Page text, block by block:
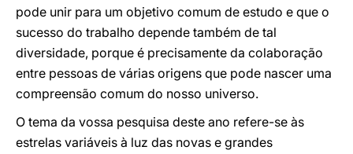
pode unir para um objetivo comum de estudo e que o
sucesso do trabalho depende também de tal
diversidade, porque é precisamente da colaboração
entre pessoas de várias origens que pode nascer uma
compreensão comum do nosso universo.
O tema da vossa pesquisa deste ano refere-se às
estrelas variáveis à luz das novas e grandes